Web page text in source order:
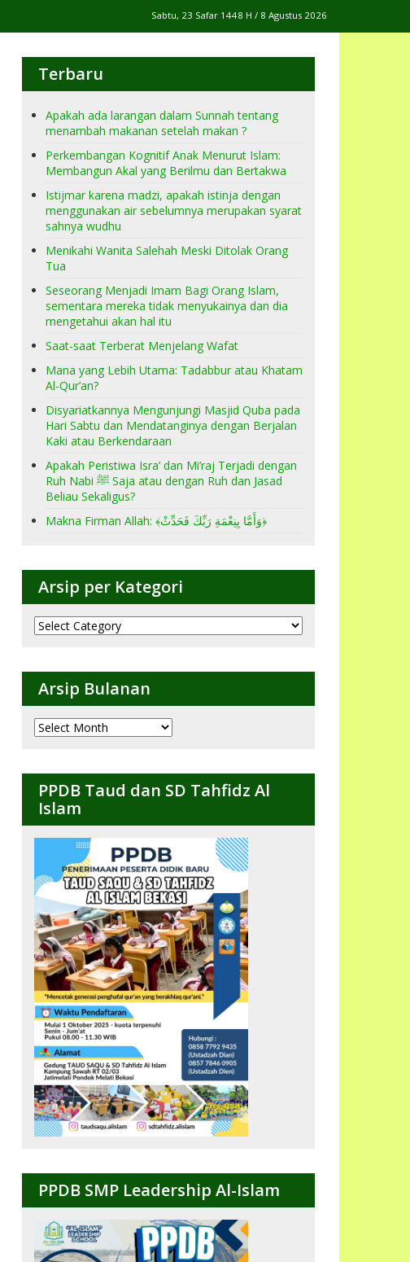
Sabtu, 23 Safar 1448 H / 8 Agustus 2026
Terbaru
Apakah ada larangan dalam Sunnah tentang
menambah makanan setelah makan ?
Perkembangan Kognitif Anak Menurut Islam:
Membangun Akal yang Berilmu dan Bertakwa
Istijmar karena madzi, apakah istinja dengan
menggunakan air sebelumnya merupakan syarat
sahnya wudhu
Menikahi Wanita Salehah Meski Ditolak Orang
Tua
Seseorang Menjadi Imam Bagi Orang Islam,
sementara mereka tidak menyukainya dan dia
mengetahui akan hal itu
Saat-saat Terberat Menjelang Wafat
Mana yang Lebih Utama: Tadabbur atau Khatam
Al-Qur’an?
Disyariatkannya Mengunjungi Masjid Quba pada
Hari Sabtu dan Mendatanginya dengan Berjalan
Kaki atau Berkendaraan
Apakah Peristiwa Isra’ dan Mi’raj Terjadi dengan
Ruh Nabi ﷺ Saja atau dengan Ruh dan Jasad
Beliau Sekaligus?
Makna Firman Allah: ﴾وَأَمَّا بِنِعْمَةِ رَبِّكَ فَحَدِّثْ﴿
Arsip per Kategori
Arsip
per
Arsip Bulanan
Arsip
Bulanan
PPDB Taud dan SD Tahfidz Al
Islam
PPDB SMP Leadership Al-Islam